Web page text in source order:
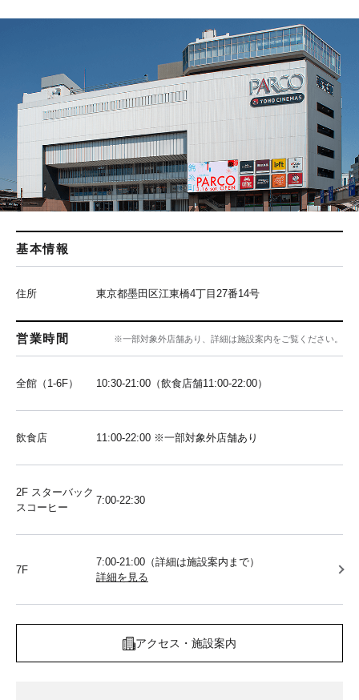
基本情報
住所 東京都墨田区江東橋4丁目27番14号
営業時間 ※一部対象外店舗あり、詳細は施設案内をご覧ください。
全館（1-6F） 10:30-21:00（飲食店舗11:00-22:00）
飲食店 11:00-22:00 ※一部対象外店舗あり
2F スターバック
スコーヒー
7:00-22:30
7F
7:00-21:00（詳細は施設案内まで）
詳細を見る
アクセス・施設案内